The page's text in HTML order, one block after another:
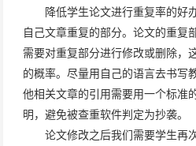
降低学生论文进行重复率的好
自己文章重复的部分。论文的重复
需要对重复部分进行修改或删除，
的概率。尽量用自己的语言去书写
他相关文章的引用需要用一个标准
明，避免被查重软件判定为抄袭。
论文修改之后我们需要学生再